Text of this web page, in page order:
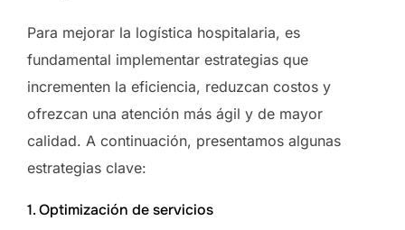
Para mejorar la logística hospitalaria, es
fundamental implementar estrategias que
incrementen la eficiencia, reduzcan costos y
ofrezcan una atención más ágil y de mayor
calidad. A continuación, presentamos algunas
estrategias clave:
1. Optimización de servicios